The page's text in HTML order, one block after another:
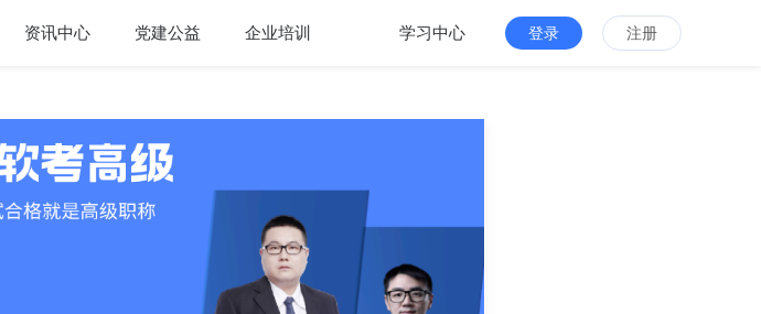
资讯中心 党建公益 企业培训 学习中心 登录 注册